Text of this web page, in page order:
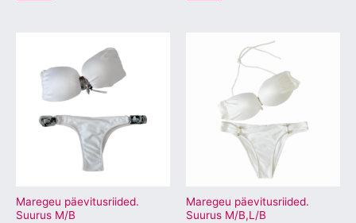
Maregeu päevitusriided.
Suurus M/B
mitu
varianti.
Valikuid
tootelehel.
Maregeu päevitusriided.
Suurus M/B,L/B
tootel
mitu
varianti.
Valikuid
tootelehel.